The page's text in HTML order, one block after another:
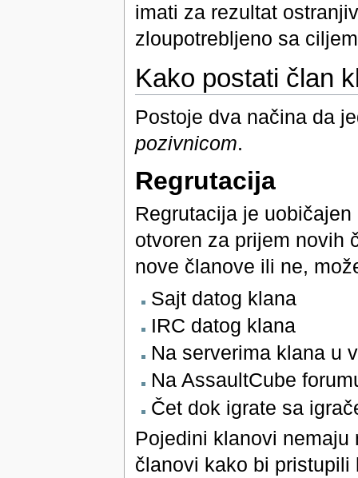
imati za rezultat
zloupotrebljeno sa
Kako postati član
Postoje dva načina da
pozivnicom.
Regrutacija
Regrutacija je
otvoren za prijem novih
nove članove ili ne,
Sajt datog klana
IRC datog klana
Na serverima klana u
Na AssaultCube
Čet dok igrate sa
Pojedini klanovi
članovi kako bi